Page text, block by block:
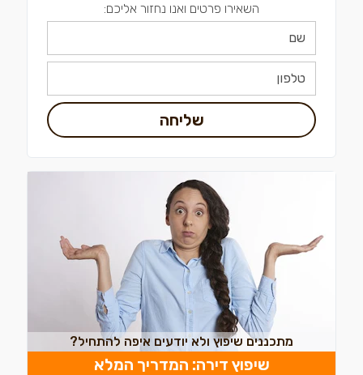
השאירו פרטים ואנו נחזור אליכם:
שליחה
מתכננים שיפוץ ולא יודעים איפה להתחיל?
שיפוץ דירה: המדריך המלא